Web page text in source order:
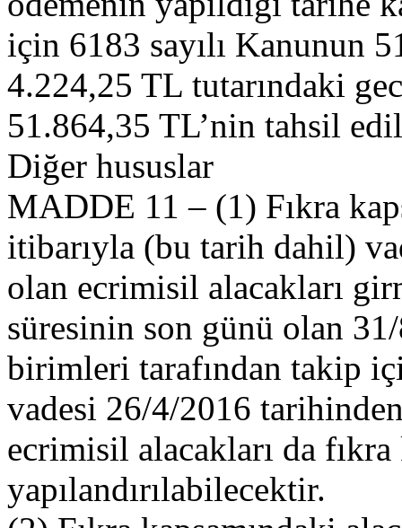
için 6183 sayılı Kanunun
4.224,25 TL tutarındaki
51.864,35 TL’nin tahsil
Diğer hususlar
MADDE 11 – (1) Fıkra
itibarıyla (bu tarih dahil)
olan ecrimisil alacakları
süresinin son günü olan
birimleri tarafından takip
vadesi 26/4/2016
ecrimisil alacakları da fıkra
yapılandırılabilecektir.